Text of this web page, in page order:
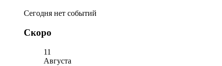
Сегодня нет событий
Скоро
11
Августа